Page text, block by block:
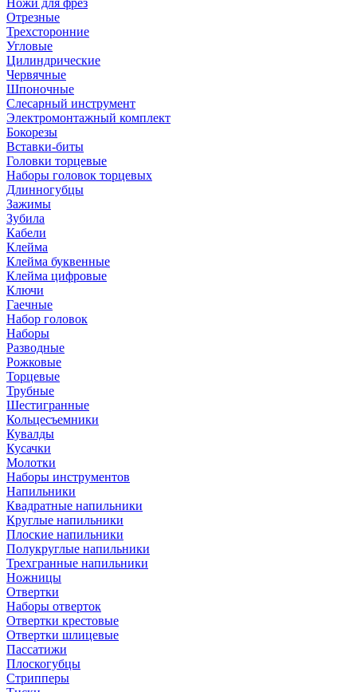
Ножи для фрез
Отрезные
Трехсторонние
Угловые
Цилиндрические
Червячные
Шпоночные
Слесарный инструмент
Электромонтажный комплект
Бокорезы
Вставки-биты
Головки торцевые
Наборы головок торцевых
Длинногубцы
Зажимы
Зубила
Кабели
Клейма
Клейма буквенные
Клейма цифровые
Ключи
Гаечные
Набор головок
Наборы
Разводные
Рожковые
Торцевые
Трубные
Шестигранные
Кольцесъемники
Кувалды
Кусачки
Молотки
Наборы инструментов
Напильники
Квадратные напильники
Круглые напильники
Плоские напильники
Полукруглые напильники
Трехгранные напильники
Ножницы
Отвертки
Наборы отверток
Отвертки крестовые
Отвертки шлицевые
Пассатижи
Плоскогубцы
Стрипперы